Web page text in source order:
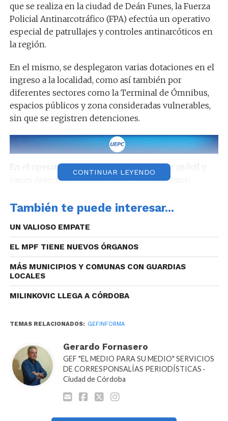
que se realiza en la ciudad de Deán Funes, la Fuerza
Policial Antinarcotráfico (FPA) efectúa un operativo
especial de patrullajes y controles antinarcóticos en
la región.
En el mismo, se desplegaron varias dotaciones en el
ingreso a la localidad, como así también por
diferentes sectores como la Terminal de Ómnibus,
espacios públicos y zona consideradas vulnerables,
sin que se registren detenciones.
En el operativo, que contó con un escáner móvil y
canes detectores de narcóticos, se controlaron
para entregar material informativo a automovilistas,
CONTINUAR LEYENDO
También te puede interesar...
UN VALIOSO EMPATE
EL MPF TIENE NUEVOS ÓRGANOS
MÁS MUNICIPIOS Y COMUNAS CON GUARDIAS
LOCALES
MILINKOVIC LLEGA A CÓRDOBA
TEMAS RELACIONADOS: GEFINFORMA
Gerardo Fornasero
GEF "EL MEDIO PARA SU MEDIO" SERVICIOS
DE CORRESPONSALÍAS PERIODÍSTICAS ·
Ciudad de Córdoba